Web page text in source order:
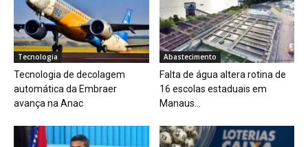
Tecnologia
Tecnologia de decolagem
automática da Embraer
avança na Anac
Abastecimento
Falta de água altera rotina de
16 escolas estaduais em
Manaus...